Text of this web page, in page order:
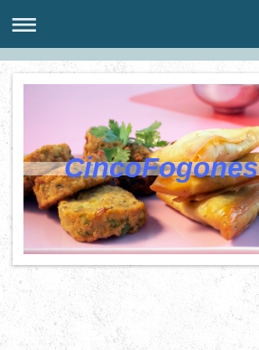
CincoFogones